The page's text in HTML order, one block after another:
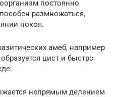
постоянно
размножаться,
покоя.
амеб, например
цист и быстро
непрямым делением